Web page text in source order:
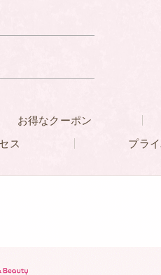
お得なクーポン
ス プラ